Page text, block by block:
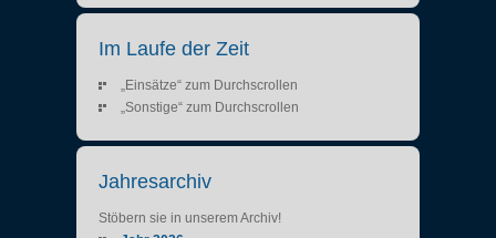
Im Laufe der Zeit
„Einsätze“ zum Durchscrollen
„Sonstige“ zum Durchscrollen
Jahresarchiv
Stöbern sie in unserem Archiv!